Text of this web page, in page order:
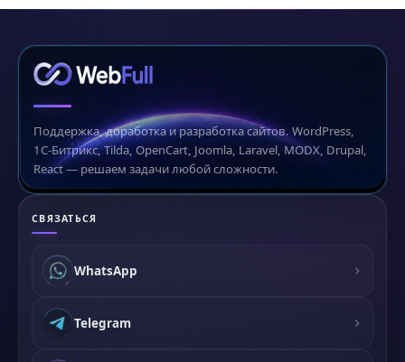
Поддержка, доработка и разработка сайтов. WordPress,
1С-Битрикс, Tilda, OpenCart, Joomla, Laravel, MODX, Drupal,
React — решаем задачи любой сложности.
СВЯЗАТЬСЯ
WhatsApp
Telegram